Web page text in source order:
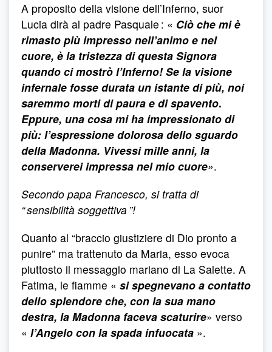
A proposito della visione dell’Inferno, suor
Lucia dirà al padre Pasquale : « Ciò che mi è
rimasto più impresso nell’animo e nel
cuore, è la tristezza di questa Signora
quando ci mostrò l’Inferno! Se la visione
infernale fosse durata un istante di più, noi
saremmo morti di paura e di spavento.
Eppure, una cosa mi ha impressionato di
più: l’espressione dolorosa dello sguardo
della Madonna. Vivessi mille anni, la
conserverei impressa nel mio cuore».
Secondo papa Francesco, si tratta di
“ sensibilità soggettiva ”!
Quanto al “braccio giustiziere di Dio pronto a
punire” ma trattenuto da Maria, esso evoca
piuttosto il messaggio mariano di La Salette. A
Fatima, le fiamme « si spegnevano a contatto
dello splendore che, con la sua mano
destra, la Madonna faceva scaturire» verso
« l’Angelo con la spada infuocata ».